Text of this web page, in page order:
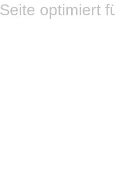
Seite optimiert